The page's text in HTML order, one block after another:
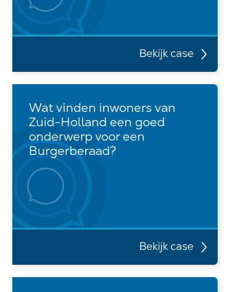
Bekijk case
Wat vinden inwoners van
Zuid-Holland een goed
onderwerp voor een
Burgerberaad?
Bekijk case